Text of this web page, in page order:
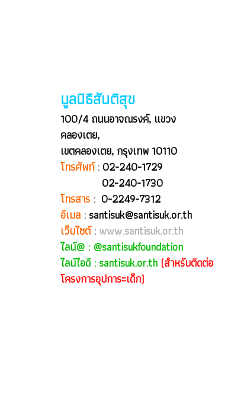
มูลนิธิสันติสุข
100/4 ถนนอาจณรงค์, แขวง
คลองเตย,
เขตคลองเตย, กรุงเทพ 10110
โทรศัพท์:02-240-1729
02-240-1730
โทรสาร : 0-2249-7312
อีเมล : santisuk@santisuk.or.th
เว็บไซต์: www.santisuk.or.th
ไลน์@ : @santisukfoundation
ไลน์ไอดี : santisuk.or.th (สำหรับติดต่อ
โครงการอุปการะเด็ก)